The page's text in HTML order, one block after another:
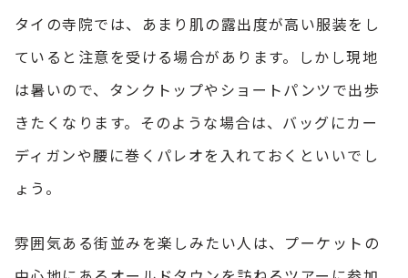
タイの寺院では、あまり肌の露出度が高い服装をし
ていると注意を受ける場合があります。しかし現地
は暑いので、タンクトップやショートパンツで出歩
きたくなります。そのような場合は、バッグにカー
ディガンや腰に巻くパレオを入れておくといいでし
ょう。
雰囲気ある街並みを楽しみたい人は、プーケットの